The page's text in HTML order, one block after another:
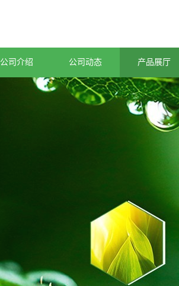
公司介绍 公司动态 产品展厅